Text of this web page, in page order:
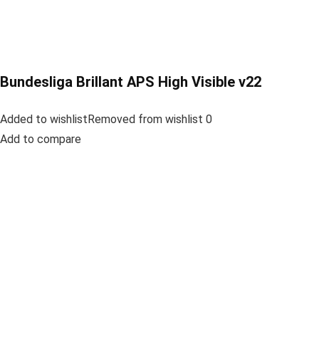
Bundesliga Brillant APS High Visible v22
Added to wishlistRemoved from wishlist 0
Add to compare